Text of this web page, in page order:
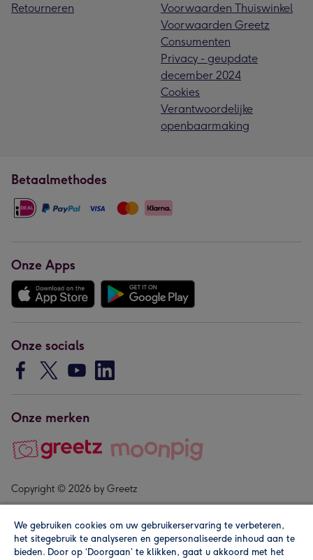
Retourneren
Voorwaarden Thuiswinkel
Voorwaarden Greetz
Consumenten
Privacy - geupdate
december 2024
Cookies
Verantwoordelijke
openbaarmaking
Betaalmethodes
Onze Apps
Onze socials
Onze merken
Copyright © 2026 by Greetz
We gebruiken cookies om uw gebruikerservaring te verbeteren,
het sitegebruik te analyseren en gepersonaliseerde inhoud aan te
bieden. Door op ‘Doorgaan’ te klikken, gaat u akkoord met het